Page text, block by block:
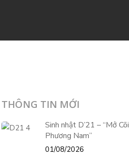
THÔNG TIN MỚI
Sinh nhật D’21 – “Mở Cõi
Phương Nam”
01/08/2026